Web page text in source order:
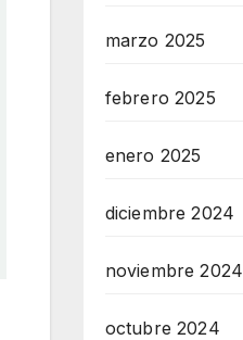
marzo 2025
febrero 2025
enero 2025
diciembre 2024
noviembre 2024
octubre 2024